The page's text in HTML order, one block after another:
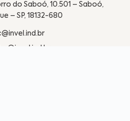
do Saboó, 10.501 – Saboó,
– SP, 18132-680